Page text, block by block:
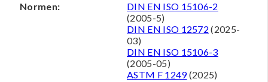
Normen:
DIN EN ISO 15106-2
(2005-5)
DIN EN ISO 12572 (2025-
03)
DIN EN ISO 15106-3
(2005-05)
ASTM F 1249(2025)